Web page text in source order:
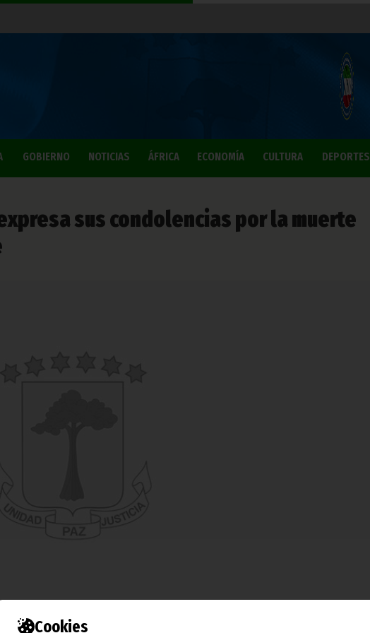
Cookies
GOBIERNO NOTICIAS ÁFRICA ECONOMÍA CULTURA DEPORTES
sus condolencias por la muerte